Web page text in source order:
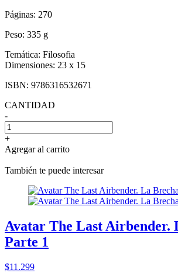
Páginas: 270
Peso: 335 g
Temática: Filosofia
Dimensiones: 23 x 15
ISBN: 9786316532671
CANTIDAD
-
+
Agregar al carrito
También te puede interesar
Avatar The Last Airbender.
Parte 1
$11.299